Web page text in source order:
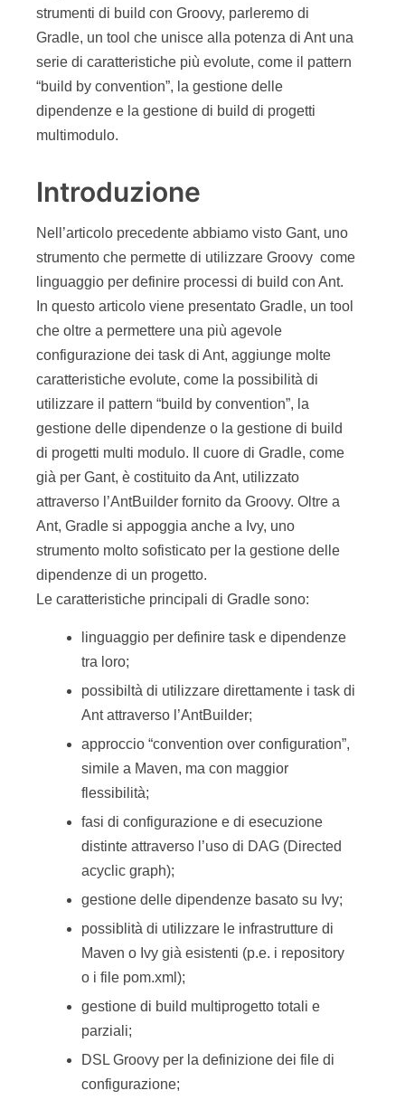
strumenti di build con Groovy, parleremo di
Gradle, un tool che unisce alla potenza di Ant una
serie di caratteristiche più evolute, come il pattern
“build by convention”, la gestione delle
dipendenze e la gestione di build di progetti
multimodulo.
Introduzione
Nell’articolo precedente abbiamo visto Gant, uno
strumento che permette di utilizzare Groovy come
linguaggio per definire processi di build con Ant.
In questo articolo viene presentato Gradle, un tool
che oltre a permettere una più agevole
configurazione dei task di Ant, aggiunge molte
caratteristiche evolute, come la possibilità di
utilizzare il pattern “build by convention”, la
gestione delle dipendenze o la gestione di build
di progetti multi modulo. Il cuore di Gradle, come
già per Gant, è costituito da Ant, utilizzato
attraverso l’AntBuilder fornito da Groovy. Oltre a
Ant, Gradle si appoggia anche a Ivy, uno
strumento molto sofisticato per la gestione delle
dipendenze di un progetto.
Le caratteristiche principali di Gradle sono:
linguaggio per definire task e dipendenze
tra loro;
possibiltà di utilizzare direttamente i task di
Ant attraverso l’AntBuilder;
approccio “convention over configuration”,
simile a Maven, ma con maggior
flessibilità;
fasi di configurazione e di esecuzione
distinte attraverso l’uso di DAG (Directed
acyclic graph);
gestione delle dipendenze basato su Ivy;
possiblità di utilizzare le infrastrutture di
Maven o Ivy già esistenti (p.e. i repository
o i file pom.xml);
gestione di build multiprogetto totali e
parziali;
DSL Groovy per la definizione dei file di
configurazione;